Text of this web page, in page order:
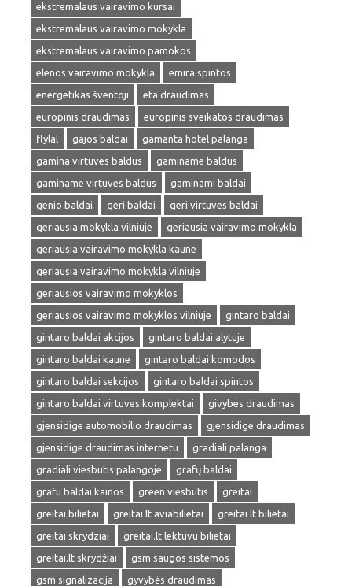
ekstremalaus vairavimo kursai
ekstremalaus vairavimo mokykla
ekstremalaus vairavimo pamokos
elenos vairavimo mokykla
emira spintos
energetikas šventoji
eta draudimas
europinis draudimas
europinis sveikatos draudimas
flylal
gajos baldai
gamanta hotel palanga
gamina virtuves baldus
gaminame baldus
gaminame virtuves baldus
gaminami baldai
genio baldai
geri baldai
geri virtuves baldai
geriausia mokykla vilniuje
geriausia vairavimo mokykla
geriausia vairavimo mokykla kaune
geriausia vairavimo mokykla vilniuje
geriausios vairavimo mokyklos
geriausios vairavimo mokyklos vilniuje
gintaro baldai
gintaro baldai akcijos
gintaro baldai alytuje
gintaro baldai kaune
gintaro baldai komodos
gintaro baldai sekcijos
gintaro baldai spintos
gintaro baldai virtuves komplektai
givybes draudimas
gjensidige automobilio draudimas
gjensidige draudimas
gjensidige draudimas internetu
gradiali palanga
gradiali viesbutis palangoje
grafų baldai
grafu baldai kainos
green viesbutis
greitai
greitai bilietai
greitai lt aviabilietai
greitai lt bilietai
greitai skrydziai
greitai.lt lektuvu bilietai
greitai.lt skrydžiai
gsm saugos sistemos
gsm signalizacija
gyvybės draudimas